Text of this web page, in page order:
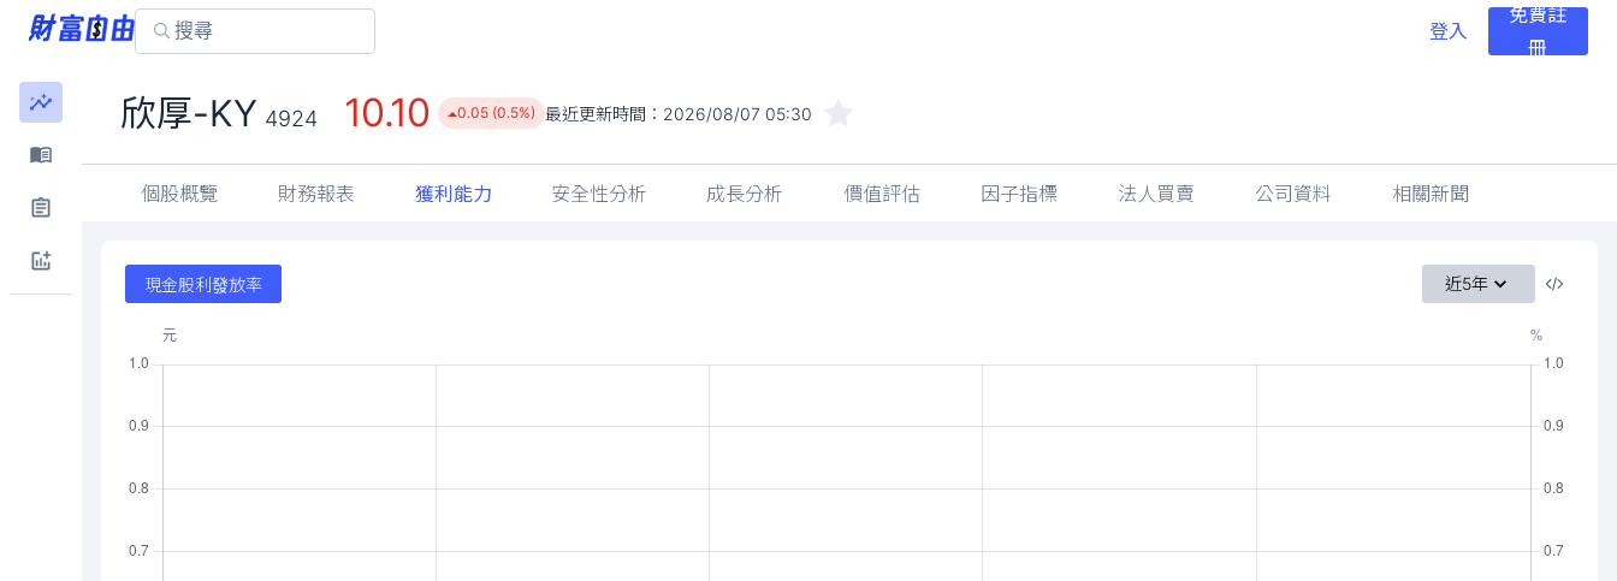
登入
免費註
冊
欣厚-KY 4924 10.10 0.05 (0.5%) 最近更新時間： 2026/08/07 05:30
個股概覽 財務報表 獲利能力 安全性分析 成長分析 價值評估 因子指標 法人買賣 公司資料 相關新聞
現金股利發放率 近5年